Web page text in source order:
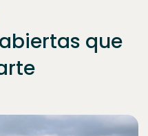
abiertas que